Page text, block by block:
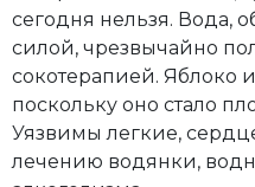
сегодня нельзя. Вода,
силой, чрезвычайно
сокотерапией. Яблоко
поскольку оно стало
Уязвимы легкие,
лечению водянки,